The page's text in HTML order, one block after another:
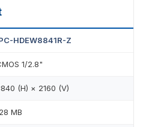
256 G.
dễ dàng lắp đặt.
và IK10.
2 G Ex db IIC T6/T5 Gb; II 2
HDEW8841R-Z
1/2.8"
(H) × 2160 (V)
MB